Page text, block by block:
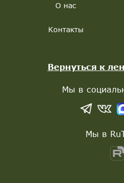
О нас
Контакты
Вернуться к
Мы в
Мы в